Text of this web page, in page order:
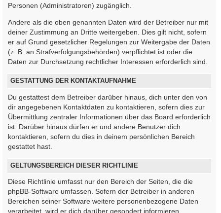
Personen (Administratoren) zugänglich.
Andere als die oben genannten Daten wird der Betreiber nur mit
deiner Zustimmung an Dritte weitergeben. Dies gilt nicht, sofern
er auf Grund gesetzlicher Regelungen zur Weitergabe der Daten
(z. B. an Strafverfolgungsbehörden) verpflichtet ist oder die
Daten zur Durchsetzung rechtlicher Interessen erforderlich sind.
GESTATTUNG DER KONTAKTAUFNAHME
Du gestattest dem Betreiber darüber hinaus, dich unter den von
dir angegebenen Kontaktdaten zu kontaktieren, sofern dies zur
Übermittlung zentraler Informationen über das Board erforderlich
ist. Darüber hinaus dürfen er und andere Benutzer dich
kontaktieren, sofern du dies in deinem persönlichen Bereich
gestattet hast.
GELTUNGSBEREICH DIESER RICHTLINIE
Diese Richtlinie umfasst nur den Bereich der Seiten, die die
phpBB-Software umfassen. Sofern der Betreiber in anderen
Bereichen seiner Software weitere personenbezogene Daten
verarbeitet, wird er dich darüber gesondert informieren.